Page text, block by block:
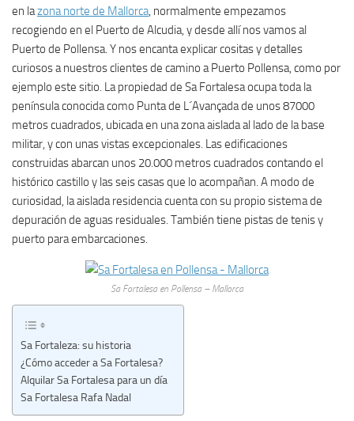
en lazona norte de Mallorca , normalmente empezamos
recogiendo en el Puerto de Alcudia, y desde allí nos vamos al
Puerto de Pollensa. Y nos encanta explicar cositas y detalles
curiosos a nuestros clientes de camino a Puerto Pollensa, como por
ejemplo este sitio. La propiedad de Sa Fortalesa ocupa toda la
península conocida como Punta de L´Avançada de unos 87000
metros cuadrados, ubicada en una zona aislada al lado de la base
militar, y con unas vistas excepcionales. Las edificaciones
construidas abarcan unos 20.000 metros cuadrados contando el
histórico castillo y las seis casas que lo acompañan. A modo de
curiosidad, la aislada residencia cuenta con su propio sistema de
depuración de aguas residuales. También tiene pistas de tenis y
puerto para embarcaciones.
Sa Fortalesa en Pollensa – Mallorca
Sa Fortaleza: su historia
¿Cómo acceder a Sa Fortalesa?
Alquilar Sa Fortalesa para un día
Sa Fortalesa Rafa Nadal